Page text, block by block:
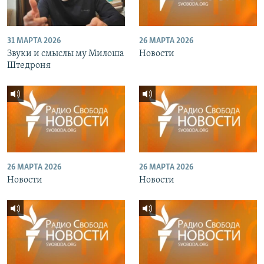
31 МАРТА 2026
Звуки и смыслы му Милоша
Штедроня
26 МАРТА 2026
Новости
26 МАРТА 2026
Новости
26 МАРТА 2026
Новости